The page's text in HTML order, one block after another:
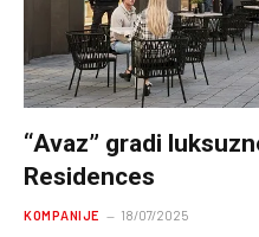
“Avaz” gradi
Residences
KOMPANIJE 18/07/2025